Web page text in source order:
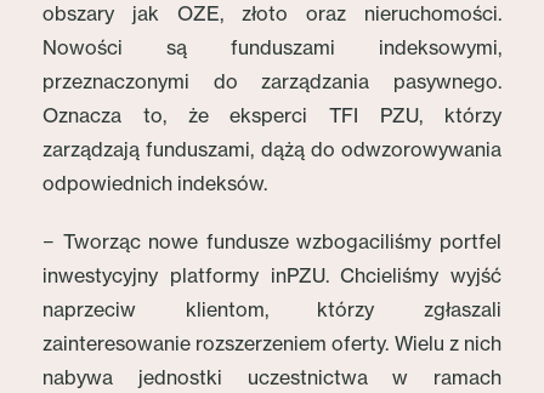
obszary jak OZE, złoto oraz nieruchomości.
Nowości są funduszami indeksowymi,
przeznaczonymi do zarządzania pasywnego.
Oznacza to, że eksperci TFI PZU, którzy
zarządzają funduszami, dążą do odwzorowywania
odpowiednich indeksów.
− Tworząc nowe fundusze wzbogaciliśmy portfel
inwestycyjny platformy inPZU. Chcieliśmy wyjść
naprzeciw klientom, którzy zgłaszali
zainteresowanie rozszerzeniem oferty. Wielu z nich
nabywa jednostki uczestnictwa w ramach